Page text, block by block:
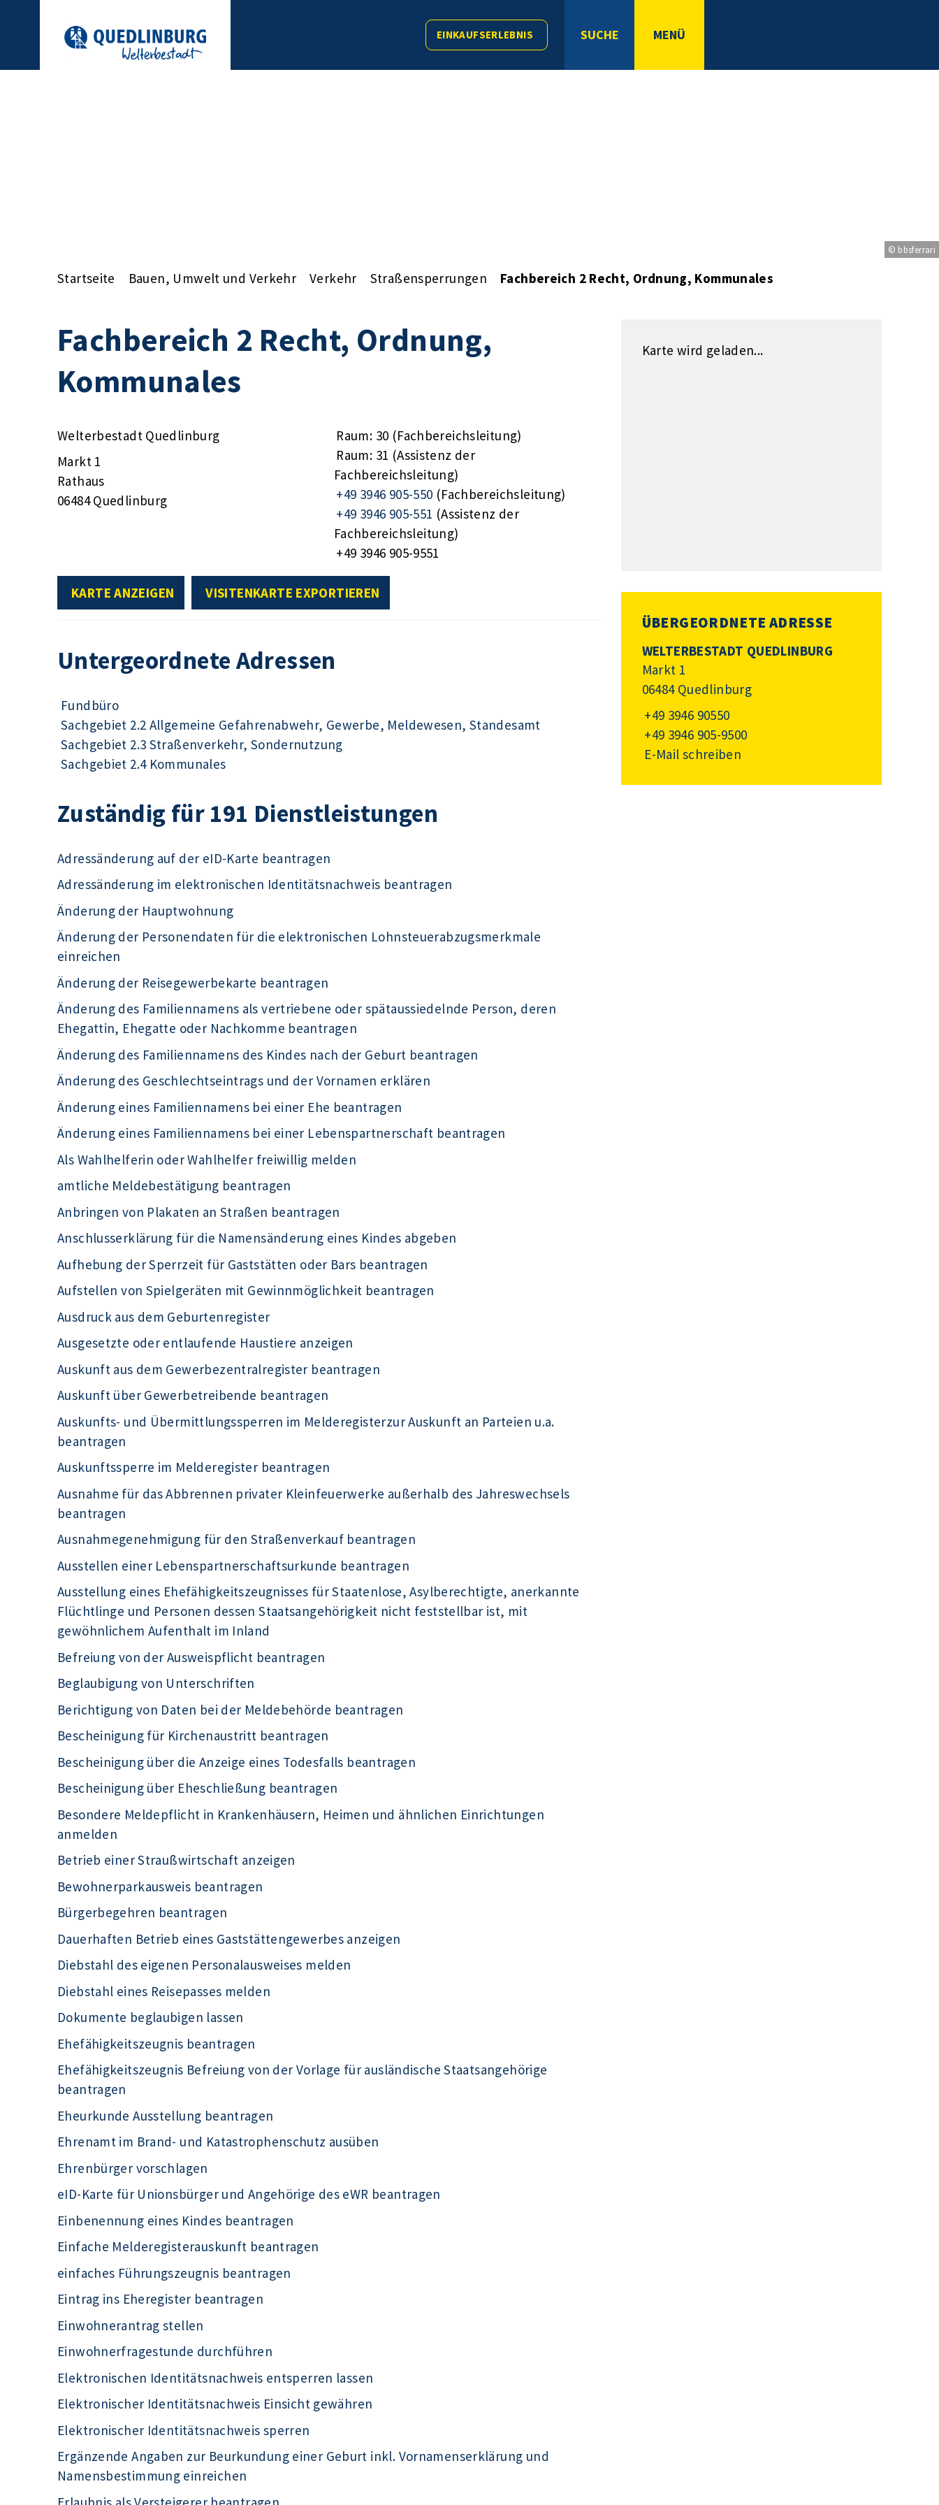
EINKAUFSERLEBNIS SUCHE MENÜ
© bbsferrari
Startseite Bauen, Umwelt und Verkehr Verkehr Straßensperrungen Fachbereich 2 Recht, Ordnung, Kommunales
Fachbereich 2 Recht, Ordnung,
Kommunales
Welterbestadt Quedlinburg
Markt 1
Rathaus
06484 Quedlinburg
Raum: 30 (Fachbereichsleitung)
Raum: 31 (Assistenz der
Fachbereichsleitung)
+49 3946 905-550 (Fachbereichsleitung)
+49 3946 905-551 (Assistenz der
Fachbereichsleitung)
+49 3946 905-9551
KARTE ANZEIGEN VISITENKARTE EXPORTIEREN
Untergeordnete Adressen
Fundbüro
Sachgebiet 2.2 Allgemeine Gefahrenabwehr, Gewerbe, Meldewesen, Standesamt
Sachgebiet 2.3 Straßenverkehr, Sondernutzung
Sachgebiet 2.4 Kommunales
Zuständig für 191 Dienstleistungen
Adressänderung auf der eID-Karte beantragen
Adressänderung im elektronischen Identitätsnachweis beantragen
Änderung der Hauptwohnung
Änderung der Personendaten für die elektronischen Lohnsteuerabzugsmerkmale
einreichen
Änderung der Reisegewerbekarte beantragen
Änderung des Familiennamens als vertriebene oder spätaussiedelnde Person, deren
Ehegattin, Ehegatte oder Nachkomme beantragen
Änderung des Familiennamens des Kindes nach der Geburt beantragen
Änderung des Geschlechtseintrags und der Vornamen erklären
Änderung eines Familiennamens bei einer Ehe beantragen
Änderung eines Familiennamens bei einer Lebenspartnerschaft beantragen
Als Wahlhelferin oder Wahlhelfer freiwillig melden
amtliche Meldebestätigung beantragen
Anbringen von Plakaten an Straßen beantragen
Anschlusserklärung für die Namensänderung eines Kindes abgeben
Aufhebung der Sperrzeit für Gaststätten oder Bars beantragen
Aufstellen von Spielgeräten mit Gewinnmöglichkeit beantragen
Ausdruck aus dem Geburtenregister
Ausgesetzte oder entlaufende Haustiere anzeigen
Auskunft aus dem Gewerbezentralregister beantragen
Auskunft über Gewerbetreibende beantragen
Auskunfts- und Übermittlungssperren im Melderegisterzur Auskunft an Parteien u.a.
beantragen
Auskunftssperre im Melderegister beantragen
Ausnahme für das Abbrennen privater Kleinfeuerwerke außerhalb des Jahreswechsels
beantragen
Ausnahmegenehmigung für den Straßenverkauf beantragen
Ausstellen einer Lebenspartnerschaftsurkunde beantragen
Ausstellung eines Ehefähigkeitszeugnisses für Staatenlose, Asylberechtigte, anerkannte
Flüchtlinge und Personen dessen Staatsangehörigkeit nicht feststellbar ist, mit
gewöhnlichem Aufenthalt im Inland
Befreiung von der Ausweispflicht beantragen
Beglaubigung von Unterschriften
Berichtigung von Daten bei der Meldebehörde beantragen
Bescheinigung für Kirchenaustritt beantragen
Bescheinigung über die Anzeige eines Todesfalls beantragen
Bescheinigung über Eheschließung beantragen
Besondere Meldepflicht in Krankenhäusern, Heimen und ähnlichen Einrichtungen
anmelden
Betrieb einer Straußwirtschaft anzeigen
Bewohnerparkausweis beantragen
Bürgerbegehren beantragen
Dauerhaften Betrieb eines Gaststättengewerbes anzeigen
Diebstahl des eigenen Personalausweises melden
Diebstahl eines Reisepasses melden
Dokumente beglaubigen lassen
Ehefähigkeitszeugnis beantragen
Ehefähigkeitszeugnis Befreiung von der Vorlage für ausländische Staatsangehörige
beantragen
Eheurkunde Ausstellung beantragen
Ehrenamt im Brand- und Katastrophenschutz ausüben
Ehrenbürger vorschlagen
eID-Karte für Unionsbürger und Angehörige des eWR beantragen
Einbenennung eines Kindes beantragen
Einfache Melderegisterauskunft beantragen
einfaches Führungszeugnis beantragen
Eintrag ins Eheregister beantragen
Einwohnerantrag stellen
Einwohnerfragestunde durchführen
Elektronischen Identitätsnachweis entsperren lassen
Elektronischer Identitätsnachweis Einsicht gewähren
Elektronischer Identitätsnachweis sperren
Ergänzende Angaben zur Beurkundung einer Geburt inkl. Vornamenserklärung und
Namensbestimmung einreichen
Karte wird geladen...
ÜBERGEORDNETE ADRESSE
WELTERBESTADT QUEDLINBURG
Markt 1
06484 Quedlinburg
+49 3946 90550
+49 3946 905-9500
E-Mail schreiben